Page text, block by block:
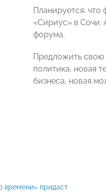
Планируется, что
«Сириус» в Сочи.
форума.
Предложить свою
политика, новая
бизнеса, новая
времени» придаст